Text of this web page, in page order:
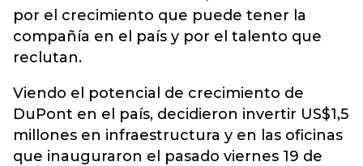
por el crecimiento que puede tener la
compañía en el país y por el talento que
reclutan.
Viendo el potencial de crecimiento de
DuPont en el país, decidieron invertir US$1,5
millones en infraestructura y en las oficinas
que inauguraron el pasado viernes 19 de